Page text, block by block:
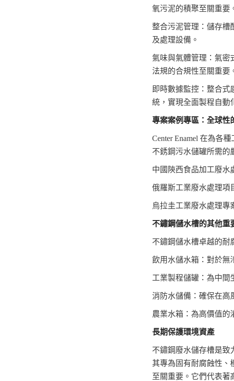
氧污泥的積聚至關重要
整合污泥管理：儲存槽
及處理設備。
氣味與氣體管理：氣密
法規的合規性至關重要
即時數據監控：整合
統，實現全面製程自動
專案案例專區：全球性
Center Enamel 在為各
不銹鋼污水儲罐所需的
中國陝西食品加工廢水
俄羅斯工業廢水處理項
烏拉圭工業廢水處理專
不鏽鋼儲水槽的其他重
不鏽鋼儲水槽卓越的耐
飲用水儲水箱：對於無
工業製程儲罐：為中間
消防水儲備：確保在高
農業水箱：為高價值的
長期保護環境資產
不鏽鋼廢水儲存槽是致
其專為固有耐腐蝕性、
至關重要。它們代表著